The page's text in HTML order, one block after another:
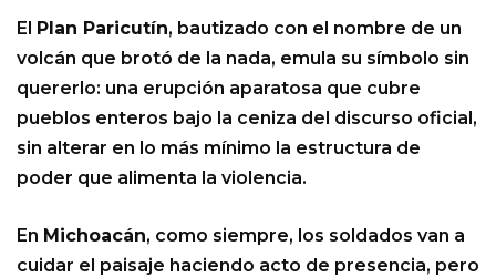
El Plan Paricutín, bautizado con el nombre de un
volcán que brotó de la nada, emula su símbolo sin
quererlo: una erupción aparatosa que cubre
pueblos enteros bajo la ceniza del discurso oficial,
sin alterar en lo más mínimo la estructura de
poder que alimenta la violencia.
En Michoacán, como siempre, los soldados van a
cuidar el paisaje haciendo acto de presencia, pero